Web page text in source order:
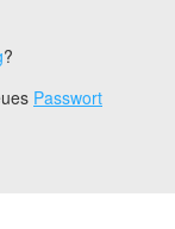
?
Passwort